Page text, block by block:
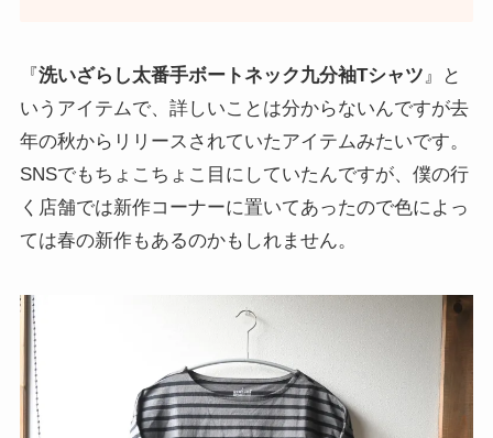
『洗いざらし太番手ボートネック九分袖Tシャツ 』と
いうアイテムで、詳しいことは分からないんですが去
年の秋からリリースされていたアイテムみたいです。
SNSでもちょこちょこ目にしていたんですが、僕の行
く店舗では新作コーナーに置いてあったので色によっ
ては春の新作もあるのかもしれません。